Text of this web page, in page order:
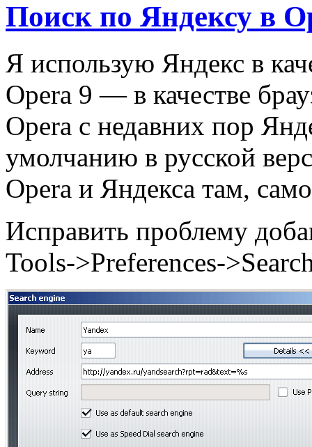
Поиск по Яндексу в
Я использую Яндекс в
Opera 9 — в качестве
Opera с недавних пор
умолчанию в русской
Opera и Яндекса там,
Исправить проблему
Tools->Preferences-